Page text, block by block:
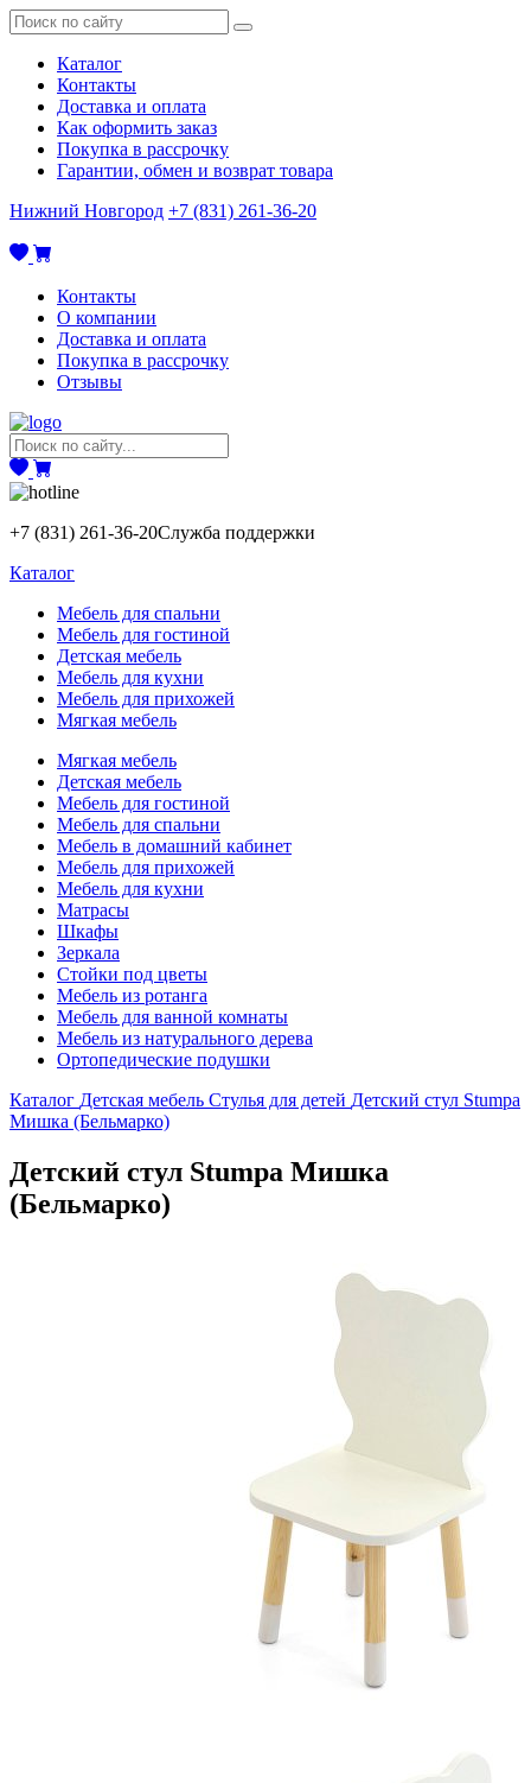
Каталог
Контакты
Доставка и оплата
Как оформить заказ
Покупка в рассрочку
Гарантии, обмен и возврат товара
Нижний Новгород +7 (831) 261-36-20
Контакты
О компании
Доставка и оплата
Покупка в рассрочку
Отзывы
+7 (831) 261-36-20Служба поддержки
Каталог
Мебель для спальни
Мебель для гостиной
Детская мебель
Мебель для кухни
Мебель для прихожей
Мягкая мебель
Мягкая мебель
Детская мебель
Мебель для гостиной
Мебель для спальни
Мебель в домашний кабинет
Мебель для прихожей
Мебель для кухни
Матрасы
Шкафы
Зеркала
Стойки под цветы
Мебель из ротанга
Мебель для ванной комнаты
Мебель из натурального дерева
Ортопедические подушки
Каталог Детская мебель Стулья для детей Детский стул Stumpa
Мишка (Бельмарко)
Детский стул Stumpa Мишка
(Бельмарко)